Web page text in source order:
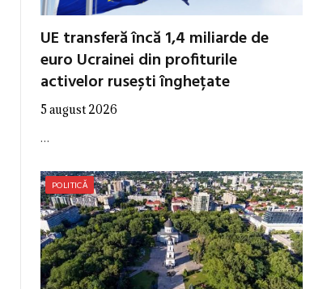
UE transferă încă 1,4 miliarde de
euro Ucrainei din profiturile
activelor rusești înghețate
5 august 2026
…
POLITICĂ